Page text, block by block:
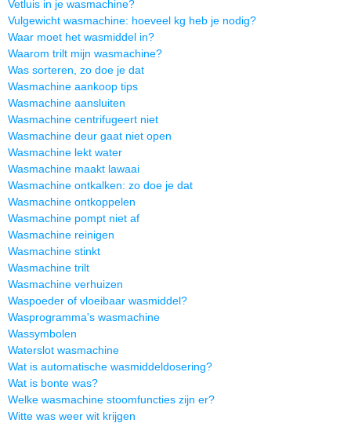
Vetluis in je wasmachine?
Vulgewicht wasmachine: hoeveel kg heb je nodig?
Waar moet het wasmiddel in?
Waarom trilt mijn wasmachine?
Was sorteren, zo doe je dat
Wasmachine aankoop tips
Wasmachine aansluiten
Wasmachine centrifugeert niet
Wasmachine deur gaat niet open
Wasmachine lekt water
Wasmachine maakt lawaai
Wasmachine ontkalken: zo doe je dat
Wasmachine ontkoppelen
Wasmachine pompt niet af
Wasmachine reinigen
Wasmachine stinkt
Wasmachine trilt
Wasmachine verhuizen
Waspoeder of vloeibaar wasmiddel?
Wasprogramma's wasmachine
Wassymbolen
Waterslot wasmachine
Wat is automatische wasmiddeldosering?
Wat is bonte was?
Welke wasmachine stoomfuncties zijn er?
Witte was weer wit krijgen